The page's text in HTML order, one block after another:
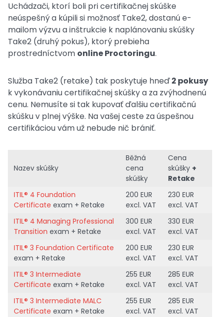
Uchádzači, ktorí boli pri certifikačnej skúške
neúspešný a kúpili si možnosť Take2, dostanú e-
mailom výzvu a inštrukcie k naplánovaniu skúšky
Take2 (druhý pokus), ktorý prebieha
prostredníctvom online Proctoringu.
Služba Take2 (retake) tak poskytuje hneď2 pokusy
k vykonávaniu certifikačnej skúšky a za zvýhodnenú
cenu. Nemusíte si tak kupovať ďalšiu certifikačnú
skúšku v plnej výške. Na vašej ceste za úspešnou
certifikáciou vám už nebude nič brániť.
Nazev skúšky
Běžná
cena
skúšky
Cena
skúšky +
Retake
ITIL® 4 Foundation
Certificate exam + Retake
200 EUR
excl. VAT
230 EUR
excl. VAT
ITIL® 4 Managing Professional
Transition exam + Retake
300 EUR
excl. VAT
330 EUR
excl. VAT
ITIL® 3 Foundation Certificate
exam + Retake
200 EUR
excl. VAT
230 EUR
excl. VAT
ITIL® 3 Intermediate
Certificate exam + Retake
255 EUR
excl. VAT
285 EUR
excl. VAT
ITIL® 3 Intermediate MALC
Certificate exam + Retake
255 EUR
excl. VAT
285 EUR
excl. VAT